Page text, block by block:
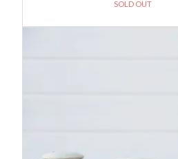
SOLD OUT